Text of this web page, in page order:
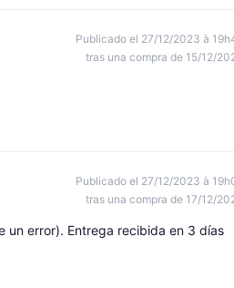
Publicado el 27/12/2023 à
tras una compra de 15/12/
Publicado el 27/12/2023 à
tras una compra de 17/12/
un error). Entrega recibida en 3 días